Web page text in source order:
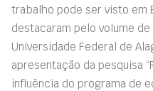
trabalho pode ser visto em
destacaram pelo volume
Universidade Federal de
apresentação da pesquisa
influência do programa de